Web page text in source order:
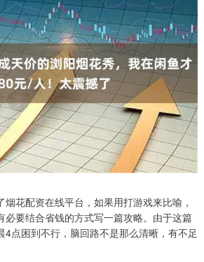
花配资在线平台，如果用打游戏来比喻，
必要结合省钱的方式写一篇攻略。由于这篇
4点困到不行，脑回路不是那么清晰，有不足